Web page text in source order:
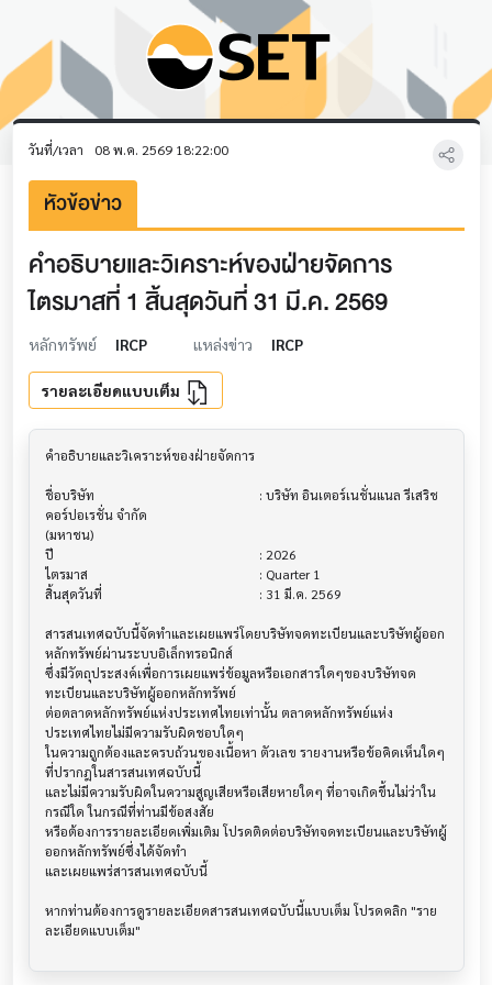
วันที่/เวลา 08 พ.ค. 2569 18:22:00
หัวข้อข่าว
คำอธิบายและวิเคราะห์ของฝ่ายจัดการ
ไตรมาสที่ 1 สิ้นสุดวันที่ 31 มี.ค. 2569
หลักทรัพย์ IRCP แหล่งข่าว IRCP
รายละเอียดแบบเต็ม
คำอธิบายและวิเคราะห์ของฝ่ายจัดการ
ชื่อบริษัท                               			 : บริษัท อินเตอร์เนชั่นแนล รีเสริช
คอร์ปอเรชั่น จำกัด
(มหาชน)
ปี                                     			 : 2026
ไตรมาส                                			 : Quarter 1
สิ้นสุดวันที่                              			 : 31 มี.ค. 2569
สารสนเทศฉบับนี้จัดทำและเผยแพร่โดยบริษัทจดทะเบียนและบริษัทผู้ออก
หลักทรัพย์ผ่านระบบอิเล็กทรอนิกส์
ซึ่งมีวัตถุประสงค์เพื่อการเผยแพร่ข้อมูลหรือเอกสารใดๆของบริษัทจด
ทะเบียนและบริษัทผู้ออกหลักทรัพย์
ต่อตลาดหลักทรัพย์แห่งประเทศไทยเท่านั้น ตลาดหลักทรัพย์แห่ง
ประเทศไทยไม่มีความรับผิดชอบใดๆ
ในความถูกต้องและครบถ้วนของเนื้อหา ตัวเลข รายงานหรือข้อคิดเห็นใดๆ
ที่ปรากฎในสารสนเทศฉบับนี้
และไม่มีความรับผิดในความสูญเสียหรือเสียหายใดๆ ที่อาจเกิดขึ้นไม่ว่าใน
กรณีใด ในกรณีที่ท่านมีข้อสงสัย
หรือต้องการรายละเอียดเพิ่มเติม โปรดติดต่อบริษัทจดทะเบียนและบริษัทผู้
ออกหลักทรัพย์ซึ่งได้จัดทำ
และเผยแพร่สารสนเทศฉบับนี้
หากท่านต้องการดูรายละเอียดสารสนเทศฉบับนี้แบบเต็ม โปรดคลิก "ราย